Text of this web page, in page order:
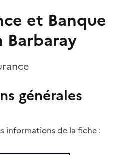
et Banque
Barbaray
générales
informations de la fiche :